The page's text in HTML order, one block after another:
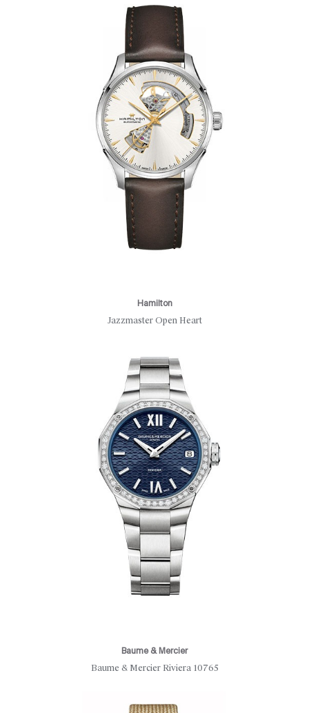
Hamilton
Jazzmaster Open Heart
Baume & Mercier
Baume & Mercier Riviera 10765